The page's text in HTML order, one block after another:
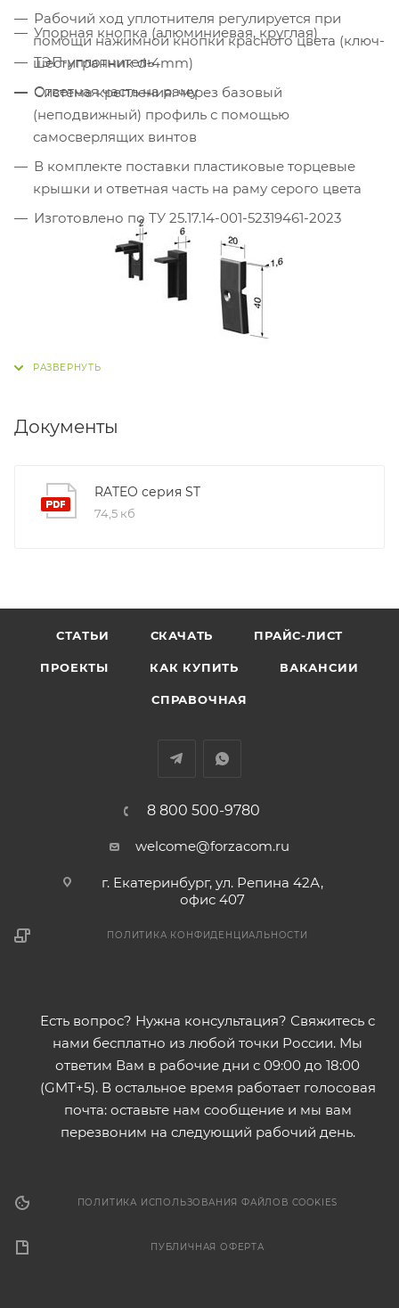
Рабочий ход уплотнителя регулируется при
помощи нажимной кнопки красного цвета (ключ-
шестигранник d-4mm)
Система крепления: через базовый
(неподвижный) профиль с помощью
самосверлящих винтов
В комплекте поставки пластиковые торцевые
крышки и ответная часть на раму серого цвета
Изготовлено по ТУ 25.17.14-001-52319461-2023
Упорная кнопка (алюминиевая, круглая)
ТЭП-уплотнитель
Ответная часть на раму
Документы
RATEO серия ST
74,5 кб
СТАТЬИ СКАЧАТЬ ПРАЙС-ЛИСТ
ПРОЕКТЫ КАК КУПИТЬ ВАКАНСИИ
СПРАВОЧНАЯ
8 800 500-9780
welcome@forzacom.ru
г. Екатеринбург, ул. Репина 42А,
офис 407
ПОЛИТИКА КОНФИДЕНЦИАЛЬНОСТИ
Есть вопрос? Нужна консультация? Свяжитесь с
нами бесплатно из любой точки России. Мы
ответим Вам в рабочие дни с 09:00 до 18:00
(GMT+5). В остальное время работает голосовая
почта: оставьте нам сообщение и мы вам
перезвоним на следующий рабочий день.
ПОЛИТИКА ИСПОЛЬЗОВАНИЯ ФАЙЛОВ COOKIES
ПУБЛИЧНАЯ ОФЕРТА